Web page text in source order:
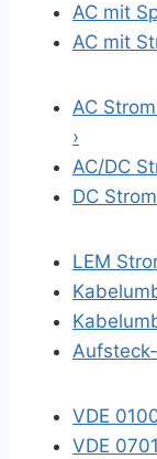
AC mit
AC mit
AC
›
AC/DC
DC
LEM
VDE
VDE